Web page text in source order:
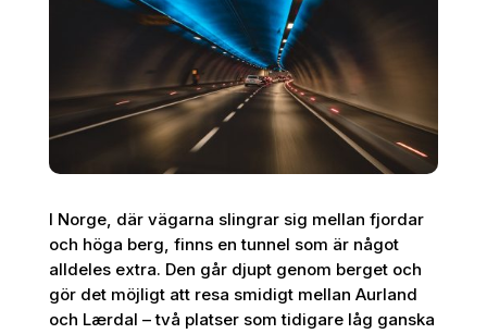
I Norge, där vägarna slingrar sig mellan fjordar
och höga berg, finns en tunnel som är något
alldeles extra. Den går djupt genom berget och
gör det möjligt att resa smidigt mellan Aurland
och Lærdal – två platser som tidigare låg ganska